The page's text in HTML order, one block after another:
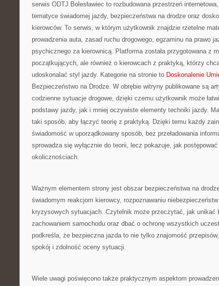
serwis ODTJ Bolesławiec to rozbudowana przestrzeń
tematyce świadomej jazdy, bezpieczeństwa na drodze oraz
kierowców. To serwis, w którym użytkownik znajdzie rzetelne
prowadzenia auta, zasad ruchu drogowego, egzaminu na prawo
psychicznego za kierownicą. Platforma została przygotowana z
początkujących, ale również o kierowcach z praktyką, którzy
udoskonalać styl jazdy. Kategorie na stronie to Doskonalenie
Bezpieczeństwo na Drodze. W obrębie witryny publikowane są
codzienne sytuacje drogowe, dzięki czemu użytkownik może
podstawy jazdy, jak i mniej oczywiste elementy techniki jazdy.
taki sposób, aby łączyć teorię z praktyką. Dzięki temu każdy
świadomość w uporządkowany sposób, bez przeładowania
sprowadza się wyłącznie do teorii, lecz pokazuje, jak
okolicznościach.
Ważnym elementem strony jest obszar bezpieczeństwa na
świadomym reakcjom kierowcy, rozpoznawaniu
kryzysowych sytuacjach. Czytelnik może przeczytać, jak unikać
zachowaniem samochodu oraz dbać o ochronę wszystkich
podkreśla, że bezpieczna jazda to nie tylko znajomość
spokój i zdolność oceny sytuacji.
Wiele uwagi poświęcono także praktycznym aspektom